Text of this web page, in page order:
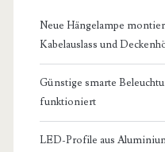
Neue Hängelampe
Kabelauslass und
Günstige smarte
funktioniert
LED-Profile aus